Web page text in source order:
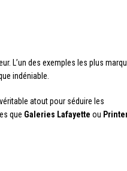
L’un des exemples les plus
indéniable.
atout pour séduire les
que Galeries Lafayette ou